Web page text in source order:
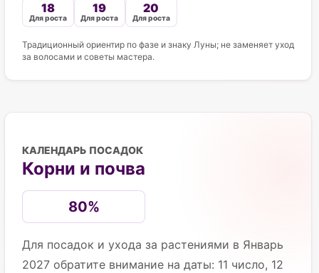
18
Для роста
19
Для роста
20
Для роста
Традиционный ориентир по фазе и знаку Луны; не заменяет уход
за волосами и советы мастера.
КАЛЕНДАРЬ ПОСАДОК
Корни и почва
80%
Для посадок и ухода за растениями в Январь
2027 обратите внимание на даты: 11 число, 12